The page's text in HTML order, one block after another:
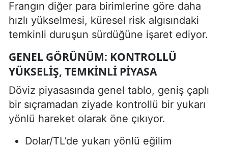
Frangın diğer para birimlerine göre daha
hızlı yükselmesi, küresel risk algısındaki
temkinli duruşun sürdüğüne işaret ediyor.
GENEL GÖRÜNÜM: KONTROLLÜ
YÜKSELIŞ, TEMKINLI PIYASA
Döviz piyasasında genel tablo, geniş çaplı
bir sıçramadan ziyade kontrollü bir yukarı
yönlü hareket olarak öne çıkıyor.
Dolar/TL’de yukarı yönlü eğilim